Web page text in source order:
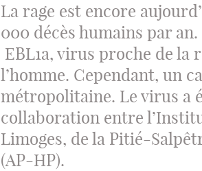
La rage est encore
000 décès humains par
EBL1a, virus proche de la
l’homme. Cependant, un
métropolitaine. Le virus a
collaboration entre
Limoges, de la Pitié-
(AP-HP).